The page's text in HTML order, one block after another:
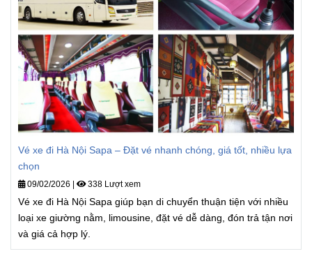
Vé xe đi Hà Nội Sapa – Đặt vé nhanh chóng, giá tốt, nhiều lựa
chọn
09/02/2026 338 Lượt xem
Vé xe đi Hà Nội Sapa giúp bạn di chuyển thuận tiện với nhiều
loại xe giường nằm, limousine, đặt vé dễ dàng, đón trả tận nơi
và giá cả hợp lý.